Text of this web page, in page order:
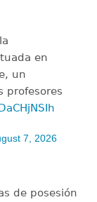
en
un
profesores
7, 2026
de posesión